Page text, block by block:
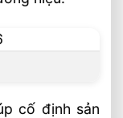
cố định sản